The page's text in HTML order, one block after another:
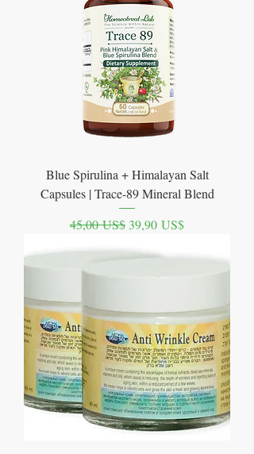
Blue Spirulina + Himalayan Salt
Capsules | Trace-89 Mineral Blend
Precio
45,00 US$ Precio de oferta
39,90 US$